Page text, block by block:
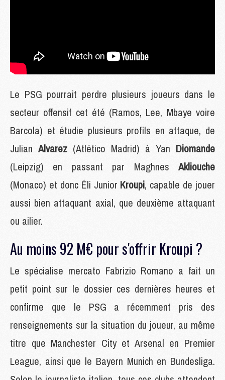
Le PSG pourrait perdre plusieurs joueurs dans le
secteur offensif cet été (Ramos, Lee, Mbaye voire
Barcola) et étudie plusieurs profils en attaque, de
Julian Alvarez (Atlético Madrid) à Yan Diomande
(Leipzig) en passant par Maghnes Akliouche
(Monaco) et donc Éli Junior Kroupi, capable de jouer
aussi bien attaquant axial, que deuxième attaquant
ou ailier.
Au moins 92 M€ pour s'offrir Kroupi ?
Le spécialise mercato Fabrizio Romano a fait un
petit point sur le dossier ces dernières heures et
confirme que le PSG a récemment pris des
renseignements sur la situation du joueur, au même
titre que Manchester City et Arsenal en Premier
League, ainsi que le Bayern Munich en Bundesliga.